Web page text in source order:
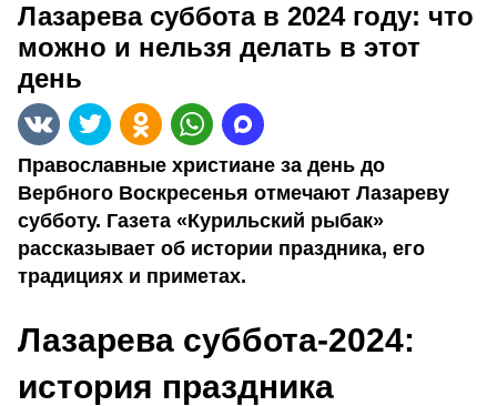
Лазарева суббота в 2024 году: что
можно и нельзя делать в этот
день
Православные христиане за день до
Вербного Воскресенья отмечают Лазареву
субботу. Газета «Курильский рыбак»
рассказывает об истории праздника, его
традициях и приметах.
Лазарева суббота-2024:
история праздника